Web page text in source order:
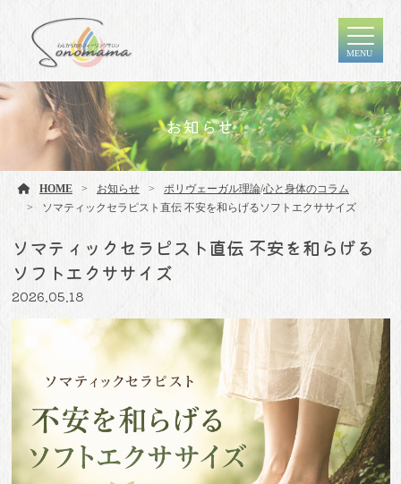
MENU
お知らせ
HOME お知らせ ポリヴェーガル理論/心と身体のコラム
ソマティックセラピスト直伝 不安を和らげるソフトエクササイズ
ソマティックセラピスト直伝 不安を和らげる
ソフトエクササイズ
2026.05.18